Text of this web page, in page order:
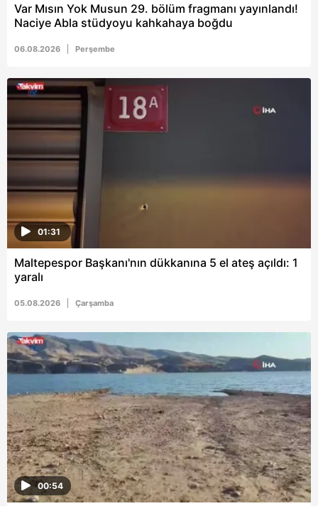
Var Mısın Yok Musun 29. bölüm fragmanı yayınlandı!
Naciye Abla stüdyoyu kahkahaya boğdu
06.08.2026 Perşembe
01:31
Maltepespor Başkanı'nın dükkanına 5 el ateş açıldı: 1
yaralı
05.08.2026 Çarşamba
00:54